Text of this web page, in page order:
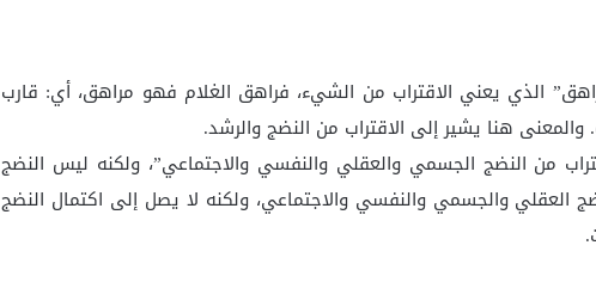
الذي يعني الاقتراب من الشيء، فراهق الغلام فهو مراهق، أي: قارب
هنا يشير إلى الاقتراب من النضج والرشد.
من النضج الجسمي والعقلي والنفسي والاجتماعي”، ولكنه ليس النضج
العقلي والجسمي والنفسي والاجتماعي، ولكنه لا يصل إلى اكتمال النضج